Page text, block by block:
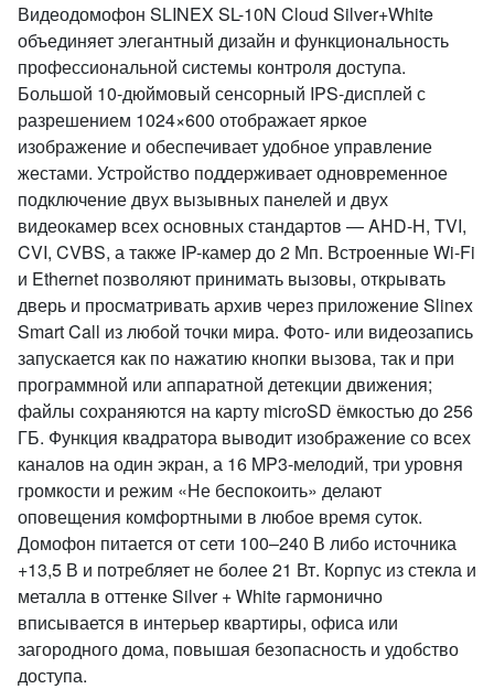
Видеодомофон SLINEX SL-10N Cloud Silver+White
объединяет элегантный дизайн и функциональность
профессиональной системы контроля доступа.
Большой 10-дюймовый сенсорный IPS-дисплей с
разрешением 1024×600 отображает яркое
изображение и обеспечивает удобное управление
жестами. Устройство поддерживает одновременное
подключение двух вызывных панелей и двух
видеокамер всех основных стандартов — AHD-H, TVI,
CVI, CVBS, а также IP-камер до 2 Мп. Встроенные Wi-Fi
и Ethernet позволяют принимать вызовы, открывать
дверь и просматривать архив через приложение Slinex
Smart Call из любой точки мира. Фото- или видеозапись
запускается как по нажатию кнопки вызова, так и при
программной или аппаратной детекции движения;
файлы сохраняются на карту microSD ёмкостью до 256
ГБ. Функция квадратора выводит изображение со всех
каналов на один экран, а 16 MP3-мелодий, три уровня
громкости и режим «Не беспокоить» делают
оповещения комфортными в любое время суток.
Домофон питается от сети 100–240 В либо источника
+13,5 В и потребляет не более 21 Вт. Корпус из стекла и
металла в оттенке Silver + White гармонично
вписывается в интерьер квартиры, офиса или
загородного дома, повышая безопасность и удобство
доступа.